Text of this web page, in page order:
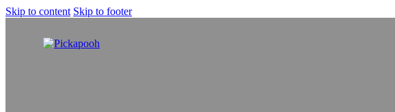
Skip to content Skip to footer